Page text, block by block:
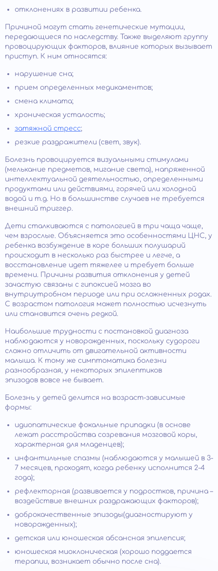
отклонениях в развитии ребенка.
Причиной могут стать генетические мутации,
передающиеся по наследству. Также выделяют группу
провоцирующих факторов, влияние которых вызывает
приступ. К ним относятся:
нарушение сна;
прием определенных медикаментов;
смена климата;
хроническая усталость;
затяжной стресс;
резкие раздражители (свет, звук).
Болезнь провоцируется визуальными стимулами
(мелькание предметов, мигание света), напряженной
интеллектуальной деятельностью, определенными
продуктами или действиями, горячей или холодной
водой и т.д. Но в большинстве случаев не требуется
внешний триггер.
Дети сталкиваются с патологией в три чаща чаще,
чем взрослые. Объясняется это особенностями ЦНС, у
ребенка возбуждение в коре больших полушарий
происходит в несколько раз быстрее и легче, а
восстановление идет тяжелее и требует больше
времени. Причины развития отклонения у детей
зачастую связаны с гипоксией мозга во
внутриутробном периоде или при осложненных родах.
С возрастом патология может полностью исчезнуть
или становится очень редкой.
Наибольшие трудности с постановкой диагноза
наблюдаются у новорожденных, поскольку судороги
сложно отличить от двигательной активности
малыша. К тому же симптоматика болезни
разнообразная, у некоторых эпилептиков
эпизодов вовсе не бывает.
Болезнь у детей делится на возраст-зависимые
формы:
идиопатические фокальные припадки (в основе
лежат расстройства созревания мозговой коры,
характерная для младенцев);
инфантильные спазмы (наблюдаются у малышей в 3-
7 месяцев, проходят, когда ребенку исполнится 2-4
года);
рефлекторная (развивается у подростков, причина –
воздействие внешних раздражающих факторов);
доброкачественные эпизоды(диагностируют у
новорожденных);
детская или юношеская абсансная эпилепсия;
юношеская миоклоническая (хорошо поддается
терапии, возникает обычно после сна).